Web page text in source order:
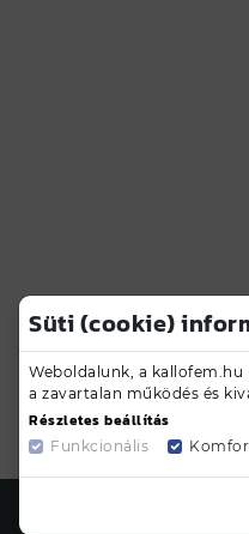
Süti (cookie)
Weboldalunk, a
a zavartalan működés és
Részletes beállítás
Funkcionális